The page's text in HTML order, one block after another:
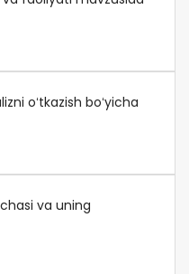
oʻtkazish boʻyicha
va uning